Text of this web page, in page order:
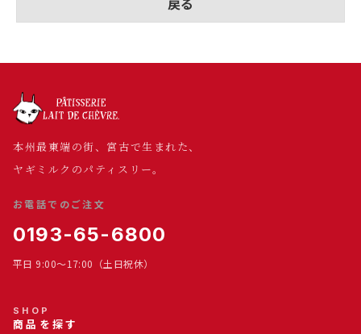
本州最東端の街、宮古で生まれた、
ヤギミルクのパティスリー。
お電話でのご注文
0193-65-6800
平日 9:00～17:00（土日祝休）
SHOP
商品を探す